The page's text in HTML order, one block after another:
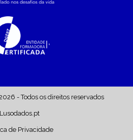
- Todos os direitos reservados
Lusodados.pt
de Privacidade